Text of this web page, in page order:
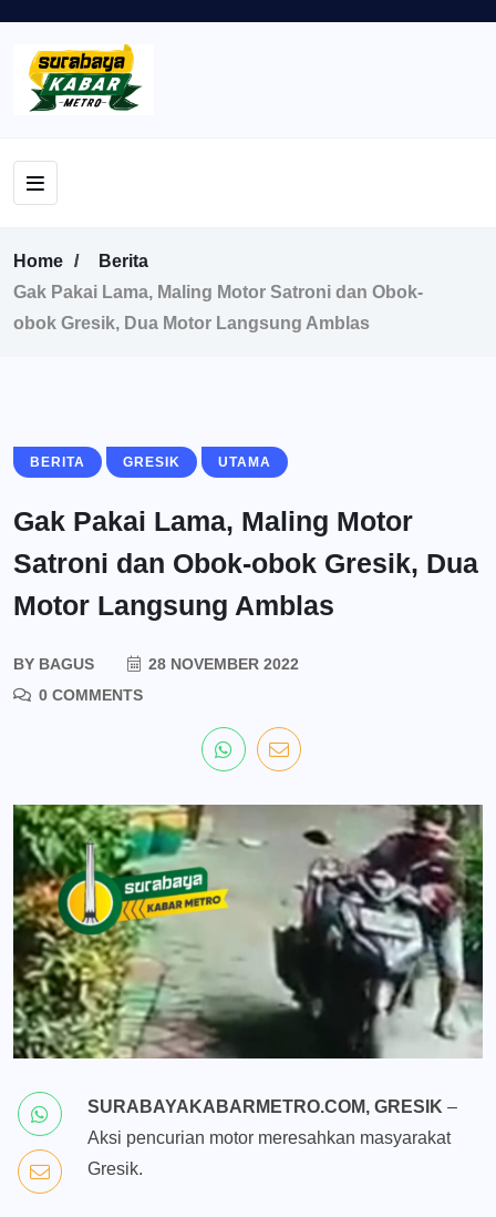
Home
Berita
Gak Pakai Lama, Maling Motor Satroni dan Obok-
obok Gresik, Dua Motor Langsung Amblas
BERITA GRESIK UTAMA
Gak Pakai Lama, Maling Motor
Satroni dan Obok-obok Gresik, Dua
Motor Langsung Amblas
BY BAGUS
28 NOVEMBER 2022
0 COMMENTS
SURABAYAKABARMETRO.COM, GRESIK –
Aksi pencurian motor meresahkan masyarakat
Gresik.